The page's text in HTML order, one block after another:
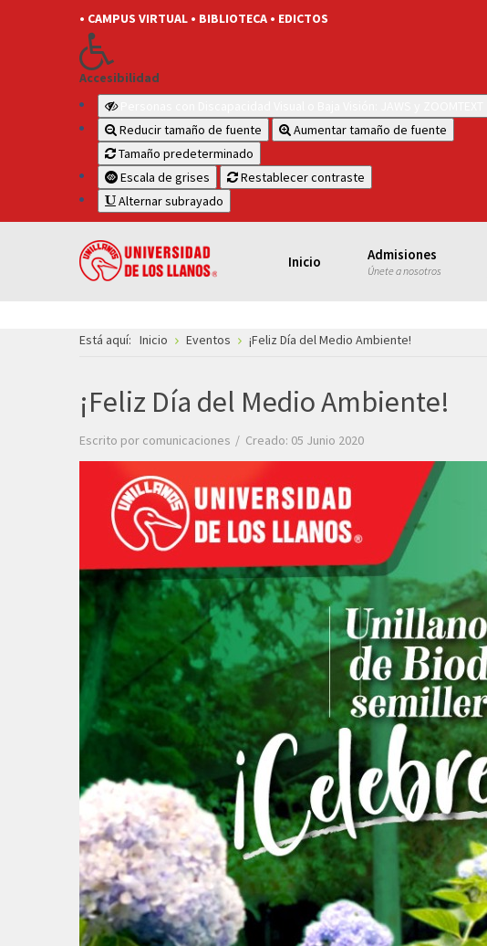
• CAMPUS VIRTUAL • BIBLIOTECA • EDICTOS
Accesibilidad
Reducir tamaño de fuente
Aumentar tamaño de fuente
Tamaño predeterminado
Escala de grises
Restablecer contraste
Alternar subrayado
Inicio Admisiones
Únete a nosotros
Está aquí: Inicio Eventos ¡Feliz Día del Medio Ambiente!
¡Feliz Día del Medio Ambiente!
Escrito por comunicaciones Creado: 05 Junio 2020